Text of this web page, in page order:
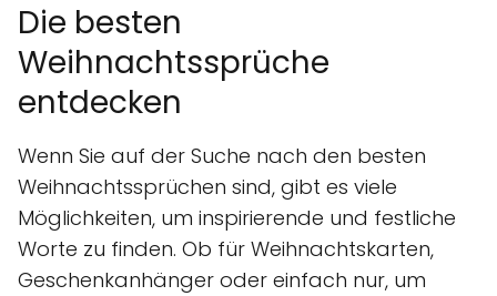
Die besten
Weihnachtssprüche
entdecken
Wenn Sie auf der Suche nach den besten
Weihnachtssprüchen sind, gibt es viele
Möglichkeiten, um inspirierende und festliche
Worte zu finden. Ob für Weihnachtskarten,
Geschenkanhänger oder einfach nur, um